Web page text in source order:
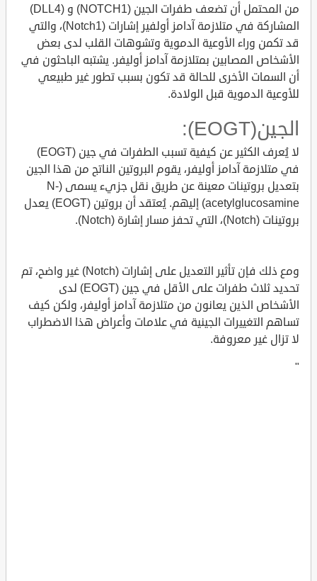
من المحتمل أن تضعف طفرات الجين (NOTCH1) و (DLL4)
المشاركة في متلازمة آدامز أولفير إشارات (Notch1)، والتي
قد تكمن وراء الأوعية الدموية وتشوهات القلب لدى بعض
الأشخاص المصابين بمتلازمة آدامز أوليفر. يشتبه الباحثون في
أن السمات الأخرى للحالة قد تكون بسبب تطور غير طبيعي
للأوعية الدموية قبل الولادة.
الجين(EOGT):
لا يُعرف الكثير عن كيفية تسبب الطفرات في جين (EOGT)
في متلازمة آدامز أوليفر، يقوم البروتين الناتج من هذا الجين
بتعديل بروتينات معينة عن طريق نقل جزيء يسمى (N-
acetylglucosamine) إليهم. يُعتقد أن بروتين (EOGT) يعدل
بروتينات (Notch)، التي تحفز مسار إشارة (Notch).
ومع ذلك فإن تأثير التعديل على إشارات (Notch) غير واضح، تم
تحديد ثلاث طفرات على الأقل في جين (EOGT) لدى
الأشخاص الذين يعانون من متلازمة آدامز أوليفر، ولكن كيف
تساهم التغييرات الجينية في علامات وأعراض هذا الاضطراب
لا تزال غير معروفة.
"